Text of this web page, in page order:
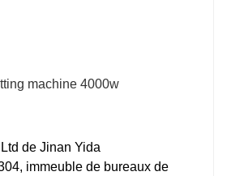
de Jinan Yida
immeuble de bureaux de